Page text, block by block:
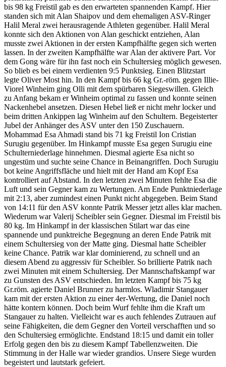
bis 98 kg Freistil gab es den erwarteten spannenden Kampf. Hier
standen sich mit Alan Shaipov und dem ehemaligen ASV-Ringer
Halil Meral zwei herausragende Athleten gegenüber. Halil Meral
konnte sich den Aktionen von Alan geschickt entziehen, Alan
musste zwei Aktionen in der ersten Kampfhälfte gegen sich werten
lassen. In der zweiten Kampfhälfte war Alan der aktivere Part. Vor
dem Gong wäre für ihn fast noch ein Schultersieg möglich gewesen.
So blieb es bei einem verdienten 9:5 Punktsieg. Einen Blitzstart
legte Oliver Most hin. In den Kampf bis 66 kg Gr.-röm. gegen Illie-
Viorel Winheim ging Olli mit dem spürbaren Siegeswillen. Gleich
zu Anfang bekam er Winheim optimal zu fassen und konnte seinen
Nackenhebel ansetzen. Diesen Hebel ließ er nicht mehr locker und
beim dritten Ankippen lag Winheim auf den Schultern. Begeisterter
Jubel der Anhänger des ASV unter den 150 Zuschauern.
Mohammad Esa Ahmadi stand bis 71 kg Freistil Ion Cristian
Surugiu gegenüber. Im Hinkampf musste Esa gegen Surugiu eine
Schulterniederlage hinnehmen. Diesmal agierte Esa nicht so
ungestüm und suchte seine Chance in Beinangriffen. Doch Surugiu
bot keine Angriffsfläche und hielt mit der Hand am Kopf Esa
kontrolliert auf Abstand. In den letzten zwei Minuten fehlte Esa die
Luft und sein Gegner kam zu Wertungen. Am Ende Punktniederlage
mit 2:13, aber zumindest einen Punkt nicht abgegeben. Beim Stand
von 14:11 für den ASV konnte Patrik Messer jetzt alles klar machen.
Wiederum war Valerij Scheibler sein Gegner. Diesmal im Freistil bis
80 kg. Im Hinkampf in der klassischen Stilart war das eine
spannende und punktreiche Begegnung an deren Ende Patrik mit
einem Schultersieg von der Matte ging. Diesmal hatte Scheibler
keine Chance. Patrik war klar dominierend, zu schnell und an
diesem Abend zu aggressiv für Scheibler. So brillierte Patrik nach
zwei Minuten mit einem Schultersieg. Der Mannschaftskampf war
zu Gunsten des ASV entschieden. Im letzten Kampf bis 75 kg
Gr.röm. agierte Daniel Brunner zu harmlos. Wladimir Stangauer
kam mit der ersten Aktion zu einer 4er-Wertung, die Daniel noch
hätte kontern können. Doch beim Wurf fehlte ihm die Kraft um
Stangauer zu halten. Vielleicht war es auch fehlendes Zutrauen auf
seine Fähigkeiten, die dem Gegner den Vorteil verschafften und so
den Schultersieg ermöglichte. Endstand 18:15 und damit ein toller
Erfolg gegen den bis zu diesem Kampf Tabellenzweiten. Die
Stimmung in der Halle war wieder grandios. Unsere Siege wurden
begeistert und lautstark gefeiert.